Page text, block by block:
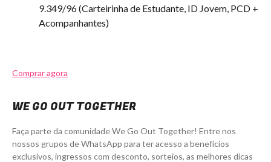
9.349/96(Carteirinha de Estudante, ID Jovem, PCD +
Acompanhantes)
Comprar agora
WE GO OUT TOGETHER
Faça parte da comunidade We Go Out Together! Entre nos
nossos grupos de WhatsApp para ter acesso a benefícios
exclusivos, ingressos com desconto, sorteios, as melhores dicas